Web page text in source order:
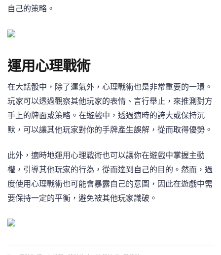
自己的策略。
運用心理戰術
在大話骰中，除了運氣外，心理戰術也是非常重要的一環。
玩家可以透過觀察其他玩家的表情、言行舉止，來推測對方
手上的牌面或策略。在遊戲中，透過適時的誇大或保持沉
默，可以讓其他玩家對你的手牌產生誤解，從而取得優勢。
此外，適時地運用心理戰術也可以讓你在遊戲中掌握主動
權，引導其他玩家的行為，從而達到自己的目的。然而，過
度使用心理戰術也可能會暴露自己的意圖，因此在遊戲中需
要保持一定的平衡，避免被其他玩家識破。